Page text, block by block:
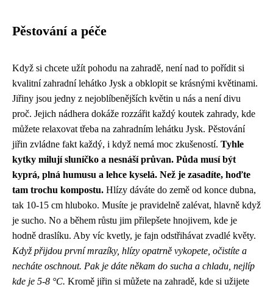
Pěstování a péče
Když si chcete užít pohodu na zahradě, není nad to pořídit si
kvalitní zahradní lehátko Jysk a obklopit se krásnými květinami.
Jiřiny jsou jedny z nejoblíbenějších květin u nás a není divu
proč. Jejich nádhera dokáže rozzářit každý koutek zahrady, kde
můžete relaxovat třeba na zahradním lehátku Jysk. Pěstování
jiřin zvládne fakt každý, i když nemá moc zkušeností. Tyhle
kytky milují sluníčko a nesnáší průvan. Půda musí být
kyprá, plná humusu a lehce kyselá. Než je zasadíte, hoďte
tam trochu kompostu. Hlízy dáváte do země od konce dubna,
tak 10-15 cm hluboko. Musíte je pravidelně zalévat, hlavně když
je sucho. No a během růstu jim přilepšete hnojivem, kde je
hodně draslíku. Aby víc kvetly, je fajn odstřihávat zvadlé květy.
Když přijdou první mrazíky, hlízy opatrně vykopete, očistíte a
necháte oschnout. Pak je dáte někam do sucha a chladu, nejlíp
kde je 5-8 °C. Kromě jiřin si můžete na zahradě, kde si užijete